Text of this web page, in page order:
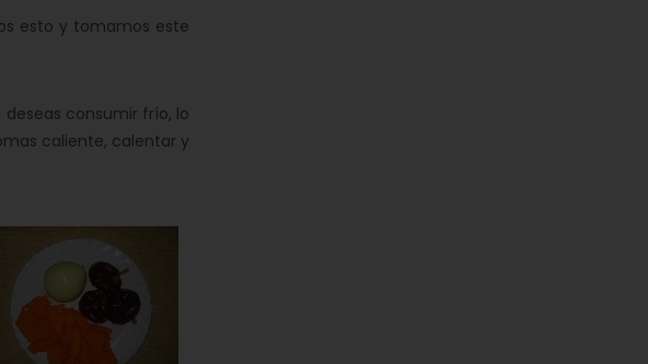
esto y tomamos este
consumir frío, lo
caliente, calentar y